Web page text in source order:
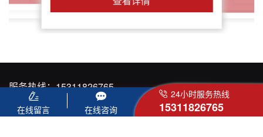
服务热线：15311826765
网 址：https://www.agitatorprice.com.cn/
在线留言 在线咨询
24小时服务热线
15311826765